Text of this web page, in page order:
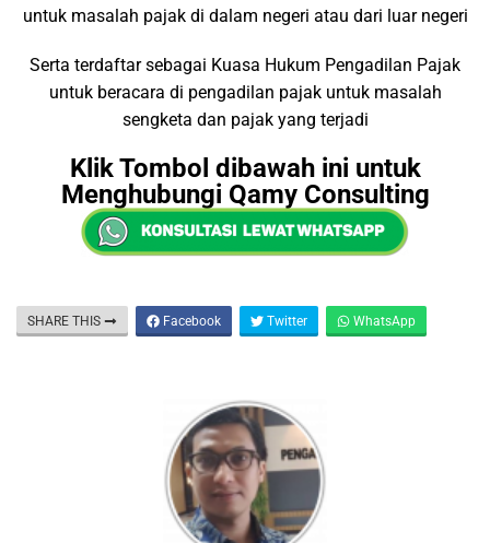
untuk masalah pajak di dalam negeri atau dari luar negeri
Serta terdaftar sebagai Kuasa Hukum Pengadilan Pajak
untuk beracara di pengadilan pajak untuk masalah
sengketa dan pajak yang terjadi
Klik Tombol dibawah ini untuk
Menghubungi Qamy Consulting
SHARE THIS Facebook Twitter WhatsApp